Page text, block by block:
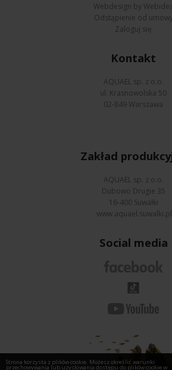
Strona korzysta z plików cookie. Możesz określić warunki
przechowywania lub uzyskiwania dostępu do plików cookie w
Webdesign by
Odstąpienie od
Zaloguj się
Kontakt
AQUAEL sp. z o.o.
ul. Krasnowolska 50
02-849 Warszawa
Zakład
AQUAEL sp. z o.o.
Dubowo Drugie 35
16-400 Suwałki
www.aquael.suwalki.pl
Social media